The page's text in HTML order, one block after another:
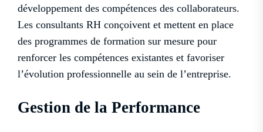
développement des compétences des collaborateurs.
Les consultants RH conçoivent et mettent en place
des programmes de formation sur mesure pour
renforcer les compétences existantes et favoriser
l’évolution professionnelle au sein de l’entreprise.
Gestion de la Performance